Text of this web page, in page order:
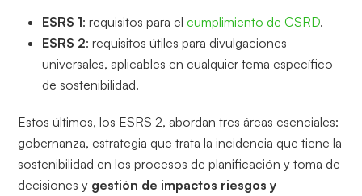
ESRS 1: requisitos para elcumplimiento de CSRD.
ESRS 2: requisitos útiles para divulgaciones
universales, aplicables en cualquier tema específico
de sostenibilidad.
Estos últimos, los ESRS 2, abordan tres áreas esenciales:
gobernanza, estrategia que trata la incidencia que tiene la
sostenibilidad en los procesos de planificación y toma de
decisiones y gestión de impactos riesgos y